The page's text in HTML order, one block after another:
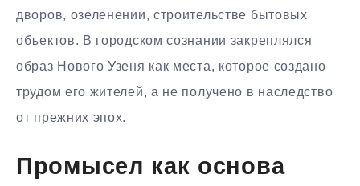
дворов, озеленении, строительстве бытовых
объектов. В городском сознании закреплялся
образ Нового Узеня как места, которое создано
трудом его жителей, а не получено в наследство
от прежних эпох.
Промысел как основа